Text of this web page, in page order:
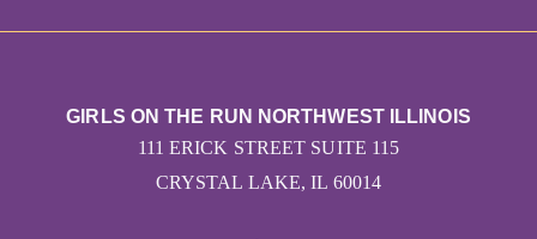
GIRLS ON THE RUN NORTHWEST ILLINOIS
111 ERICK STREET SUITE 115
CRYSTAL LAKE, IL 60014